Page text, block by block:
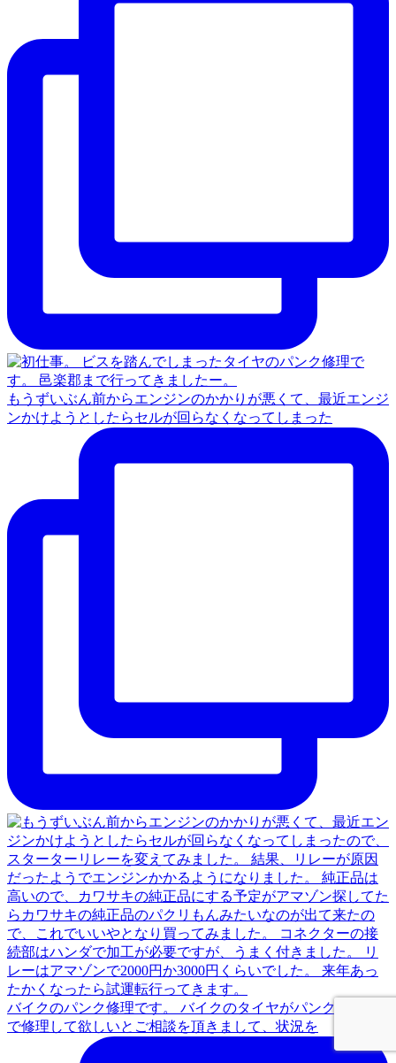
もうずいぶん前からエンジンのかかりが悪くて、最近エンジ
ンかけようとしたらセルが回らなくなってしまった
バイクのパンク修理です。 バイクのタイヤがパンクしたの
で修理して欲しいとご相談を頂きまして、状況を